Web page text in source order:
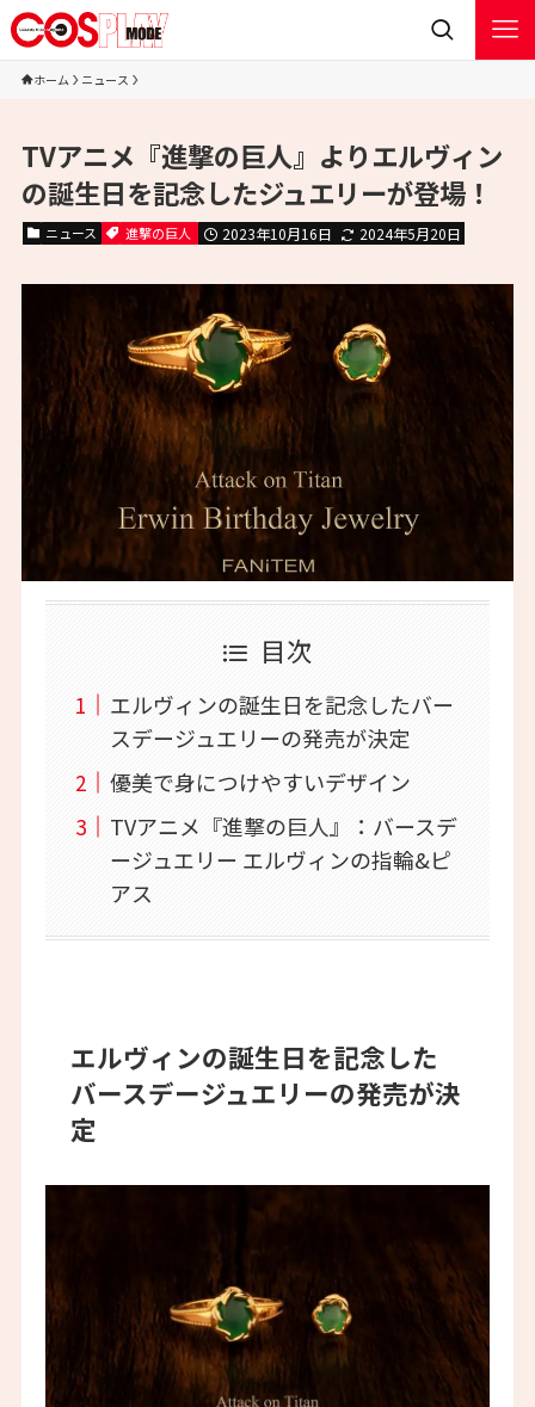
ホーム ニュース
TVアニメ『進撃の巨人』よりエルヴィン
の誕生日を記念したジュエリーが登場！
ニュース 進撃の巨人 2023年10月16日 2024年5月20日
目次
エルヴィンの誕生日を記念したバー
スデージュエリーの発売が決定
優美で身につけやすいデザイン
TVアニメ『進撃の巨人』：バースデ
ージュエリー エルヴィンの指輪&ピ
アス
エルヴィンの誕生日を記念した
バースデージュエリーの発売が決
定